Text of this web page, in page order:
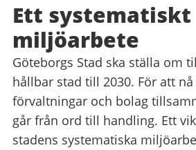
Ett systematiskt
miljöarbete
Göteborgs Stad ska ställa om
hållbar stad till 2030. För att
förvaltningar och bolag
går från ord till handling. Ett
stadens systematiska